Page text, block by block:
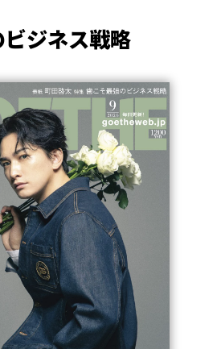
ジネス戦略